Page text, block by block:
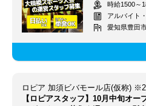
時給1500～
アルバイト
愛知県豊田
【ロピアスタッフ】10月中旬オー